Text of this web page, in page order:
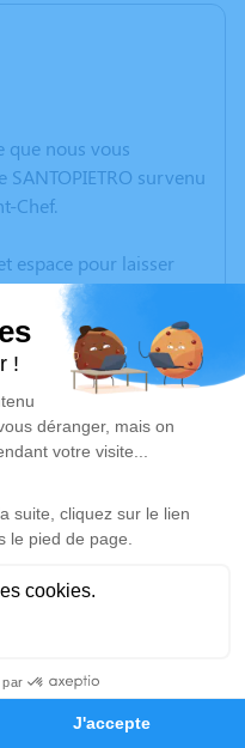
Hommages
que nous vous
survenu
Chef.
espace pour laisser
photos souvenirs, une
à travers des
est un lieu
mémoire de Philippe
hommage est
Je rends hommage